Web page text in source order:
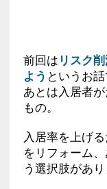
前回は リスク
よう というお話
あとは入居者
もの。
入居率を上げ
をリフォーム
う選択肢があり